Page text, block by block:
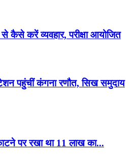
कैसे करें व्यवहार, परीक्षा आयोजित
पहुंचीं कंगना रणौत, सिख समुदाय
पर रखा था 11 लाख का...